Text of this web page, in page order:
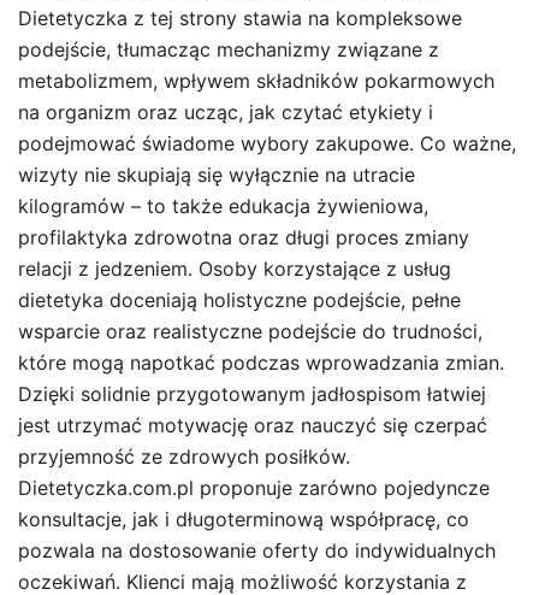
Dietetyczka z tej strony stawia na kompleksowe
podejście, tłumacząc mechanizmy związane z
metabolizmem, wpływem składników pokarmowych
na organizm oraz ucząc, jak czytać etykiety i
podejmować świadome wybory zakupowe. Co ważne,
wizyty nie skupiają się wyłącznie na utracie
kilogramów – to także edukacja żywieniowa,
profilaktyka zdrowotna oraz długi proces zmiany
relacji z jedzeniem. Osoby korzystające z usług
dietetyka doceniają holistyczne podejście, pełne
wsparcie oraz realistyczne podejście do trudności,
które mogą napotkać podczas wprowadzania zmian.
Dzięki solidnie przygotowanym jadłospisom łatwiej
jest utrzymać motywację oraz nauczyć się czerpać
przyjemność ze zdrowych posiłków.
Dietetyczka.com.pl proponuje zarówno pojedyncze
konsultacje, jak i długoterminową współpracę, co
pozwala na dostosowanie oferty do indywidualnych
oczekiwań. Klienci mają możliwość korzystania z